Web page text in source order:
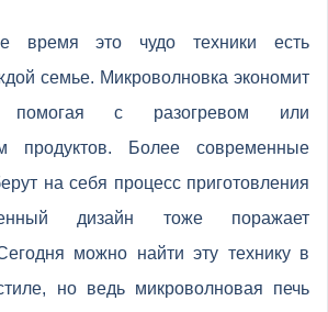
время это чудо техники есть
семье. Микроволновка экономит
с разогревом или
продуктов. Более современные
на себя процесс приготовления
дизайн тоже поражает
можно найти эту технику в
но ведь микроволновая печь